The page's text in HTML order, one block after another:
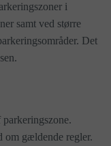
i
samt ved større
Det
om gældende regler.